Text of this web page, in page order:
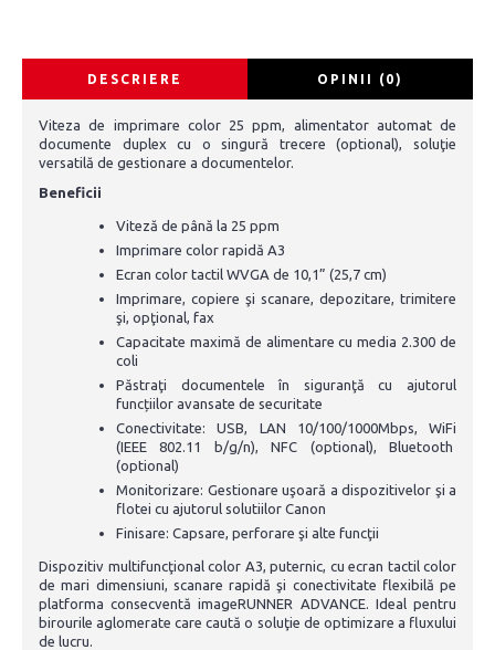
DESCRIERE OPINII (0)
Viteza de imprimare color 25 ppm, alimentator automat de
documente duplex cu o singură trecere (optional), soluţie
versatilă de gestionare a documentelor.
Beneficii
Viteză de până la 25 ppm
Imprimare color rapidă A3
Ecran color tactil WVGA de 10,1” (25,7 cm)
Imprimare, copiere şi scanare, depozitare, trimitere
şi, opţional, fax
Capacitate maximă de alimentare cu media 2.300 de
coli
Păstraţi documentele în siguranţă cu ajutorul
funcțiilor avansate de securitate
Conectivitate: USB, LAN 10/100/1000Mbps, WiFi
(IEEE 802.11 b/g/n), NFC (optional), Bluetooth
(optional)
Monitorizare: Gestionare uşoară a dispozitivelor şi a
flotei cu ajutorul solutiilor Canon
Finisare: Capsare, perforare şi alte funcţii
Dispozitiv multifuncţional color A3, puternic, cu ecran tactil color
de mari dimensiuni, scanare rapidă şi conectivitate flexibilă pe
platforma consecventă imageRUNNER ADVANCE. Ideal pentru
birourile aglomerate care caută o soluţie de optimizare a fluxului
de lucru.